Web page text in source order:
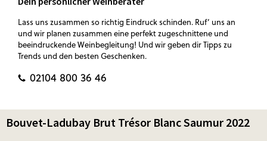
Lass uns zusammen so richtig Eindruck schinden. Ruf‘ uns an
und wir planen zusammen eine perfekt zugeschnittene und
beeindruckende Weinbegleitung! Und wir geben dir Tipps zu
Trends und den besten Geschenken.
02104 800 36 46
Bouvet-Ladubay Brut Trésor Blanc Saumur 2022